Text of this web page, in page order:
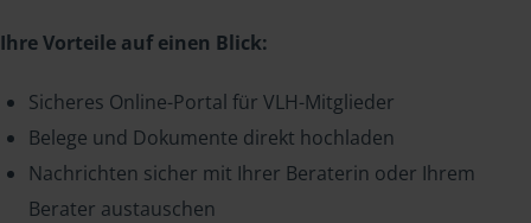
Ihre Vorteile auf einen Blick:
Sicheres Online-Portal für VLH-Mitglieder
Belege und Dokumente direkt hochladen
Nachrichten sicher mit Ihrer Beraterin oder Ihrem
Berater austauschen